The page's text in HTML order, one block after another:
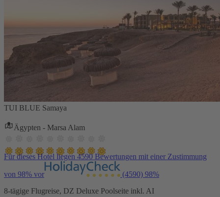
TUI BLUE Samaya
Ägypten - Marsa Alam
Für dieses Hotel liegen 4590 Bewertungen mit einer Zustimmung
von 98% vor (4590) 98%
8-tägige Flugreise, DZ Deluxe Poolseite inkl. AI